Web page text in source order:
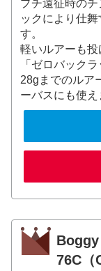
プチ遠征時の
ックにより仕
す。
軽いルアーも
「ゼロバック
28gまでのルア
ーバスにも使え
76C（